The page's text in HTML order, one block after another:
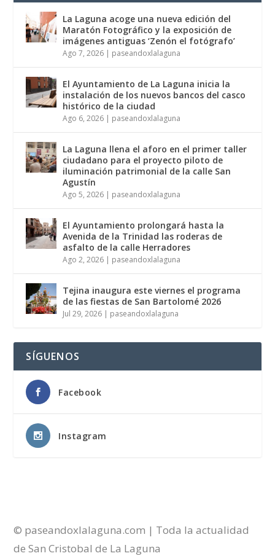
La Laguna acoge una nueva edición del
Maratón Fotográfico y la exposición de
imágenes antiguas ‘Zenón el fotógrafo’
Ago 7, 2026 | paseandoxlalaguna
El Ayuntamiento de La Laguna inicia la
instalación de los nuevos bancos del casco
histórico de la ciudad
Ago 6, 2026 | paseandoxlalaguna
La Laguna llena el aforo en el primer taller
ciudadano para el proyecto piloto de
iluminación patrimonial de la calle San
Agustín
Ago 5, 2026 | paseandoxlalaguna
El Ayuntamiento prolongará hasta la
Avenida de la Trinidad las roderas de
asfalto de la calle Herradores
Ago 2, 2026 | paseandoxlalaguna
Tejina inaugura este viernes el programa
de las fiestas de San Bartolomé 2026
Jul 29, 2026 | paseandoxlalaguna
SÍGUENOS
Facebook
Instagram
© paseandoxlalaguna.com | Toda la actualidad
de San Cristobal de La Laguna